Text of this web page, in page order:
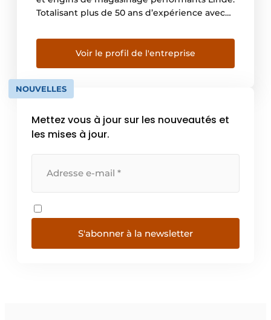
Totalisant plus de 50 ans d’expérience avec
fournisseur par excellence de solutions
complètes dans le domaine de
l’intralogistique. En choisissant Motrac, vous
choisissez pour un partenaire expérimenté
qui réfléchit avec vous de […]
Voir le profil de l'entreprise
NOUVELLES
Mettez vous à jour sur les nouveautés et
les mises à jour.
S'abonner à la newsletter